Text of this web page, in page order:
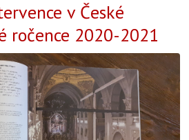
v České
ročence 2020-2021